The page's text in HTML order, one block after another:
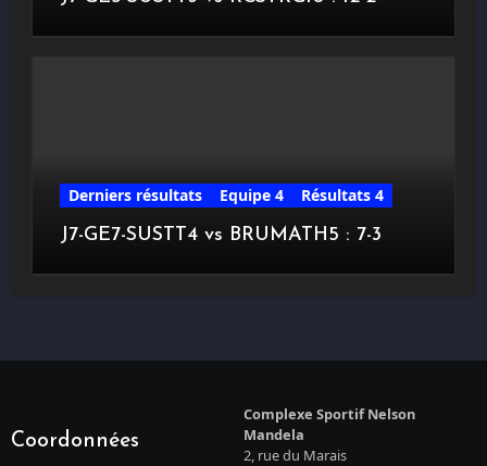
Derniers résultats Equipe 4
Résultats 4
J7-GE7-SUSTT4 vs BRUMATH5 : 7-3
Coordonnées
Complexe Sportif Nelson
Mandela
2, rue du Marais